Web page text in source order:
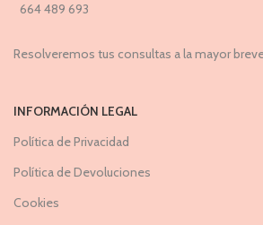
664 489 693
Resolveremos tus consultas a la mayor
INFORMACIÓN LEGAL
Política de Privacidad
Política de Devoluciones
Cookies